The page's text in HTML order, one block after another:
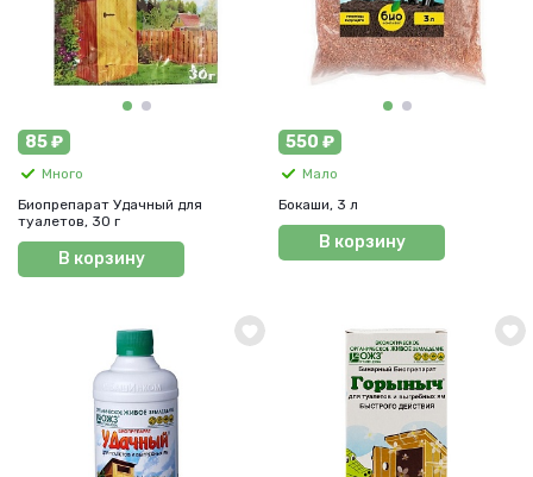
85 ₽
Много
Биопрепарат Удачный для
туалетов, 30 г
В корзину
550 ₽
Мало
Бокаши, 3 л
В корзину